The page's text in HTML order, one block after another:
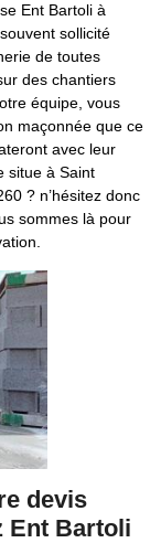
Ent Bartoli à
sollicité
de toutes
des chantiers
équipe, vous
maçonnée que ce
avec leur
situe à Saint
? n’hésitez donc
sommes là pour
devis
Ent Bartoli